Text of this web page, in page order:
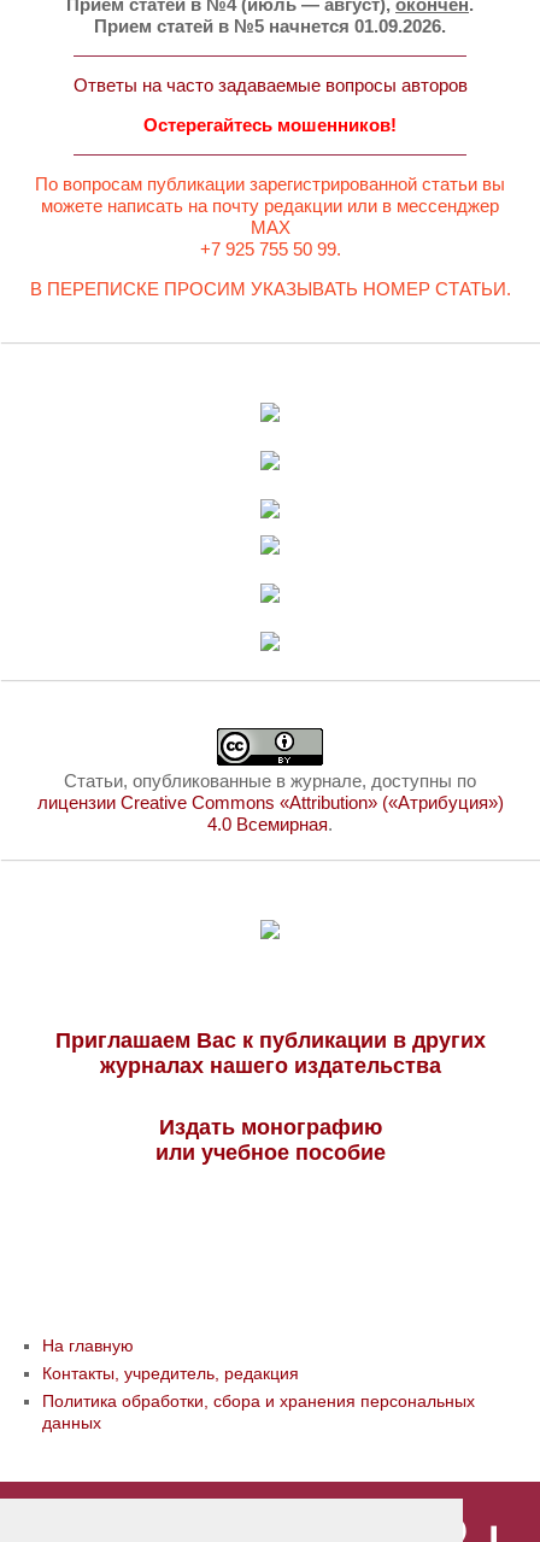
Прием статей в №4 (июль — август), окончен.
Прием статей в №5 начнется 01.09.2026.
Ответы на часто задаваемые вопросы авторов
Остерегайтесь мошенников!
По вопросам публикации зарегистрированной статьи вы
можете написать на почту редакции или в мессенджер
MAX
+7 925 755 50 99.
В ПЕРЕПИСКЕ ПРОСИМ УКАЗЫВАТЬ НОМЕР СТАТЬИ.
Статьи, опубликованные в журнале, доступны по
лицензии Creative Commons «Attribution» («Атрибуция»)
4.0 Всемирная.
Приглашаем Вас к публикации в других
журналах нашего издательства
Издать монографию
или учебное пособие
На главную
Контакты, учредитель, редакция
Политика обработки, сбора и хранения персональных
данных